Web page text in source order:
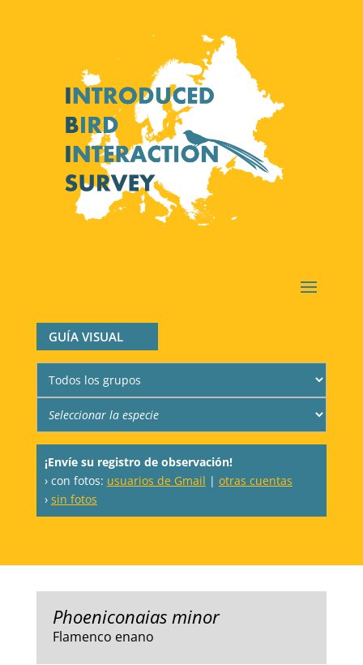
GUÍA VISUAL
¡Envíe su registro de observación!
› con fotos: usuarios de Gmail | otras cuentas
› sin fotos
Phoeniconaias minor
Flamenco enano